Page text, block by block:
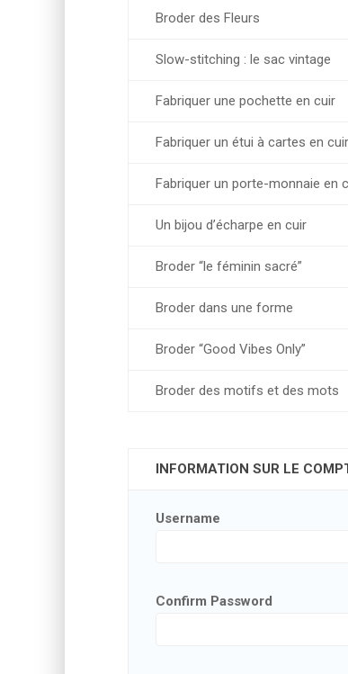
Broder des Fleurs
Slow-stitching : le sac vintage
Fabriquer une pochette en cuir
Fabriquer un étui à cartes en cuir
Fabriquer un porte-monnaie en
Un bijou d’écharpe en cuir
Broder “le féminin sacré”
Broder dans une forme
Broder “Good Vibes Only”
Broder des motifs et des mots
INFORMATION SUR LE
Username
Confirm Password